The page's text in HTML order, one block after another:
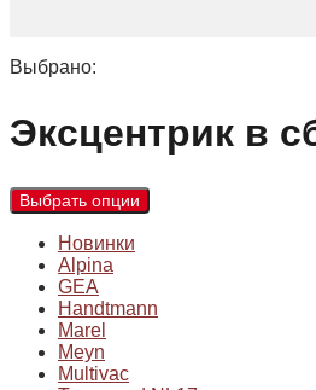
Выбрано:
Эксцентрик в
Выбрать опции
Новинки
Alpina
GEA
Handtmann
Marel
Meyn
Multivac